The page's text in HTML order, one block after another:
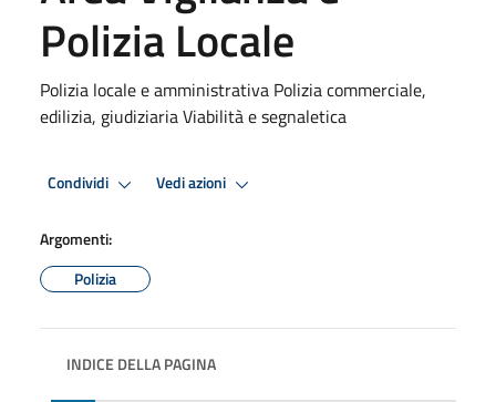
Polizia Locale
Polizia locale e amministrativa Polizia commerciale,
edilizia, giudiziaria Viabilità e segnaletica
Condividi Vedi azioni
Argomenti:
Polizia
INDICE DELLA PAGINA